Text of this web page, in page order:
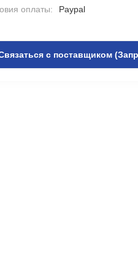
оплаты: Paypal
с поставщиком